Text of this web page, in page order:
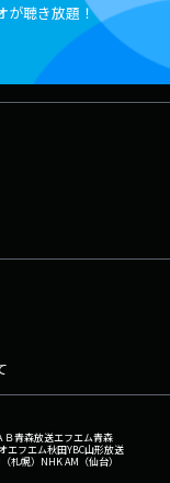
が聴き放題！
Ｂ青森放送エフエム青森
エフエム秋田YBC山形放送
札幌） NHK AM（仙台）